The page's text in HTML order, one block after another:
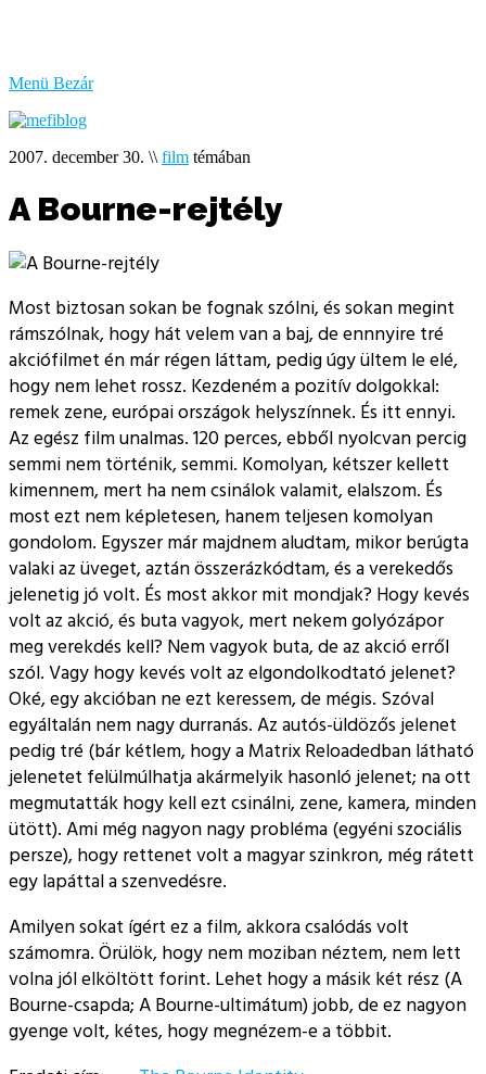
Menü Bezár
2007. december 30. \\ film témában
A Bourne-rejtély
Most biztosan sokan be fognak szólni, és sokan megint
rámszólnak, hogy hát velem van a baj, de ennnyire tré
akciófilmet én már régen láttam, pedig úgy ültem le elé,
hogy nem lehet rossz. Kezdeném a pozitív dolgokkal:
remek zene, európai országok helyszínnek. És itt ennyi.
Az egész film unalmas. 120 perces, ebből nyolcvan percig
semmi nem történik, semmi. Komolyan, kétszer kellett
kimennem, mert ha nem csinálok valamit, elalszom. És
most ezt nem képletesen, hanem teljesen komolyan
gondolom. Egyszer már majdnem aludtam, mikor berúgta
valaki az üveget, aztán összerázkódtam, és a verekedős
jelenetig jó volt. És most akkor mit mondjak? Hogy kevés
volt az akció, és buta vagyok, mert nekem golyózápor
meg verekdés kell? Nem vagyok buta, de az akció erről
szól. Vagy hogy kevés volt az elgondolkodtató jelenet?
Oké, egy akcióban ne ezt keressem, de mégis. Szóval
egyáltalán nem nagy durranás. Az autós-üldözős jelenet
pedig tré (bár kétlem, hogy a Matrix Reloadedban látható
jelenetet felülmúlhatja akármelyik hasonló jelenet; na ott
megmutatták hogy kell ezt csinálni, zene, kamera, minden
ütött). Ami még nagyon nagy probléma (egyéni szociális
persze), hogy rettenet volt a magyar szinkron, még rátett
egy lapáttal a szenvedésre.
Amilyen sokat ígért ez a film, akkora csalódás volt
számomra. Örülök, hogy nem moziban néztem, nem lett
volna jól elköltött forint. Lehet hogy a másik két rész (A
Bourne-csapda; A Bourne-ultimátum) jobb, de ez nagyon
gyenge volt, kétes, hogy megnézem-e a többit.